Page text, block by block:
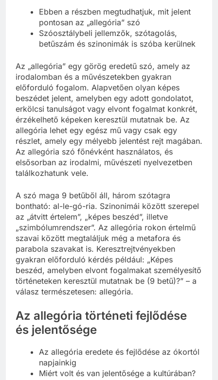
Ebben a részben megtudhatjuk, mit jelent
pontosan az „allegória” szó
Szóosztálybeli jellemzők, szótagolás,
betűszám és szinonimák is szóba kerülnek
Az „allegória” egy görög eredetű szó, amely az
irodalomban és a művészetekben gyakran
előforduló fogalom. Alapvetően olyan képes
beszédet jelent, amelyben egy adott gondolatot,
erkölcsi tanulságot vagy elvont fogalmat konkrét,
érzékelhető képeken keresztül mutatnak be. Az
allegória lehet egy egész mű vagy csak egy
részlet, amely egy mélyebb jelentést rejt magában.
Az allegória szó főnévként használatos, és
elsősorban az irodalmi, művészeti nyelvezetben
találkozhatunk vele.
A szó maga 9 betűből áll, három szótagra
bontható: al-le-gó-ria. Szinonimái között szerepel
az „átvitt értelem”, „képes beszéd”, illetve
„szimbólumrendszer”. Az allegória rokon értelmű
szavai között megtaláljuk még a metafora és
parabola szavakat is. Keresztrejtvényekben
gyakran előforduló kérdés például: „Képes
beszéd, amelyben elvont fogalmakat személyesítő
történeteken keresztül mutatnak be (9 betű)?” – a
válasz természetesen: allegória.
Az allegória történeti fejlődése
és jelentősége
Az allegória eredete és fejlődése az ókortól
napjainkig
Miért volt és van jelentősége a kultúrában?